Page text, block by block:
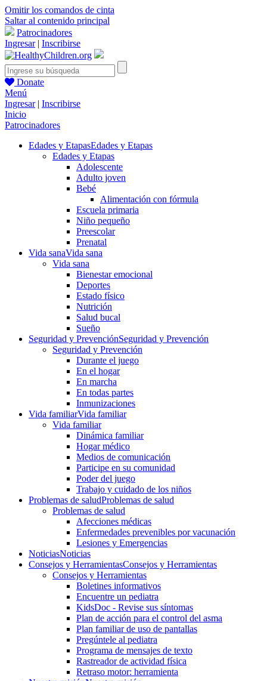
Omitir los comandos de cinta
Saltar al contenido principal
Patrocinadores
Ingresar| Inscribirse
Donate
Menú
Ingresar| Inscribirse
Inicio
Patrocinadores
Edades y EtapasEdades y Etapas
Edades y Etapas
Adolescente
Adulto joven
Bebé
Alimentación con fórmula
Escuela primaria
Niño pequeño
Preescolar
Prenatal
Vida sanaVida sana
Vida sana
Bienestar emocional
Deportes
Estado físico
Nutrición
Salud bucal
Sueño
Seguridad y PrevenciónSeguridad y Prevención
Seguridad y Prevención
Durante el juego
En el hogar
En marcha
En todas partes
Inmunizaciones
Vida familiarVida familiar
Vida familiar
Dinámica familiar
Hogar médico
Medios de comunicación
Participe en su comunidad
Poder del juego
Trabajo y cuidado de los niños
Problemas de saludProblemas de salud
Problemas de salud
Afecciones médicas
Enfermedades prevenibles por vacunación
Lesiones y Emergencias
NoticiasNoticias
Consejos y HerramientasConsejos y Herramientas
Consejos y Herramientas
Boletines informativos
Encuentre un pediatra
KidsDoc - Revise sus síntomas
Plan de acción para el control del asma
Plan familiar de uso de pantallas
Pregúntele al pediatra
Programa de mensajes de texto
Rastre​​ador de activida​d física
Retraso motor: herramienta